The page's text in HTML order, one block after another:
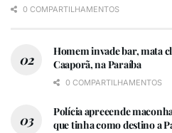
0 COMPARTILHAMENTOS
Homem invade bar, mata
Caaporã, na Paraíba
0 COMPARTILHAMENTOS
Polícia apreeende
que tinha como destino a